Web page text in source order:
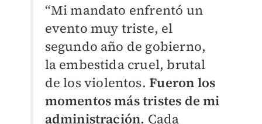
“Mi mandato enfrentó un
evento muy triste, el
segundo año de gobierno,
la embestida cruel, brutal
de los violentos.Fueron los
momentos más tristes de mi
administración. Cada